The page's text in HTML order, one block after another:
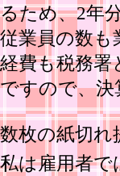
るため、2年
従業員の数
経費も税務署
ですので、決
数枚の紙切れ
私は雇用者